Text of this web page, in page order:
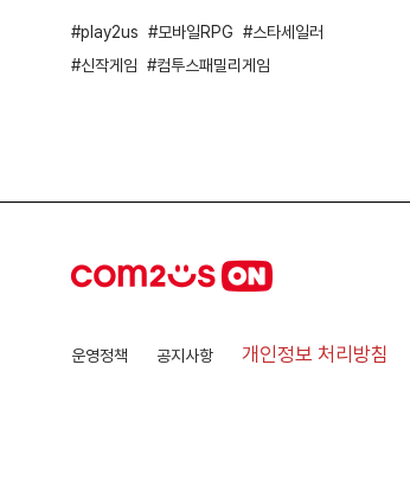
play2us 모바일RPG
스타세일러
신작게임
컴투스패밀리게임
운영정책 공지사항 개인정보 처리방침